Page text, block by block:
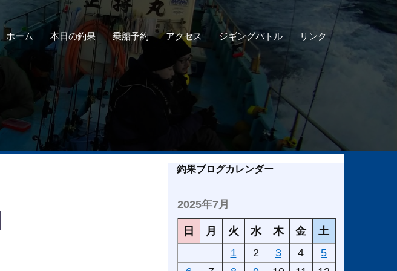
ホーム 本日の釣果 乗船予約 アクセス ジギングバトル リンク
釣果ブログカレンダー
2025年7月
日 月 火 水 木 金
土
1
2 3 4
5